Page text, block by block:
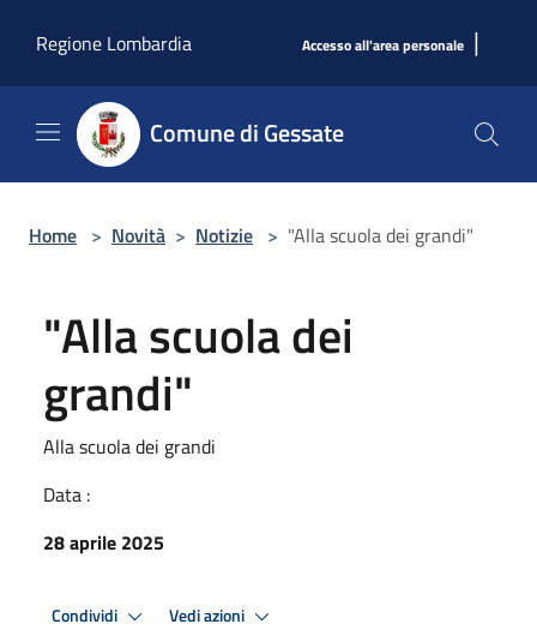
Regione Lombardia
Accesso all'area personale |
Comune di Gessate
Home > Novità > Notizie > "Alla scuola dei grandi"
"Alla scuola dei
grandi"
Alla scuola dei grandi
Data :
28 aprile 2025
Condividi Vedi azioni